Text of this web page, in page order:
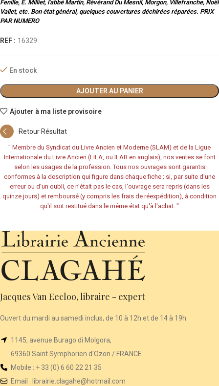
Fenille, E. Milliet, l'abbé Martin, Révérand Du Mesnil, Morgon, Villefranche, Noël
Vallet, etc. Bon état général, quelques couvertures déchirées réparées. PRIX
PAR NUMERO
REF : 16329
En stock
AJOUTER AU PANIER
Ajouter à ma liste provisoire
Retour Résultat
" Membre du Syndicat du Livre Ancien et Moderne (SLAM) et de la Ligue
Internationale du Livre Ancien (LILA, ou ILAB en anglais), nos ventes se font
selon les usages de la profession. Tous nos ouvrages sont garantis
conformes à la description qui figure dans chaque fiche ; si, par suite d'une
erreur ou d'un oubli, ce n'était pas le cas, l'ouvrage sera repris (dans les
quinze jours) et remboursé (y compris les frais de réexpédition), à condition
qu'il soit restitué dans le même état qu'à l'achat. "
Jacques Van Eecloo, libraire - expert
Ouvert du mardi au samedi inclus, de 10 à 12h et de 14 à 19h.
1145, avenue Burago di Molgora,
69360 Saint Symphorien d'Ozon / FRANCE
Mobile : + 33 (0) 6 60 22 21 35
Email : librairie .clagahe@hotmail.com